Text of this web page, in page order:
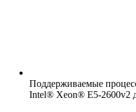
Поддерживаемые
Intel® Xeon® E5-2600v2